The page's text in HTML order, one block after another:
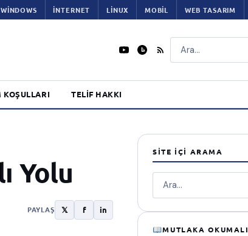
WINDOWS İNTERNET LINUX MOBIL WEB TASARIM
KOŞULLARI TELIF HAKKI
Yolu
PAYLAŞ 𝕏 f in
SITE İÇI ARAMA
MUTLAKA